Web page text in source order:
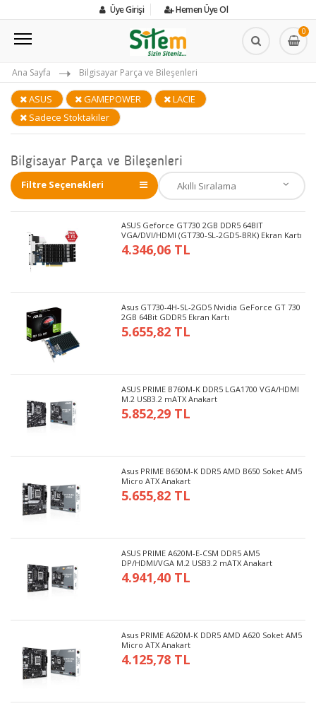
Üye Girişi Hemen Üye Ol
0
Ana Sayfa Bilgisayar Parça ve Bileşenleri
ASUS GAMEPOWER
LACIE
Sadece Stoktakiler
Bilgisayar Parça ve Bileşenleri
Filtre Seçenekleri
ASUS Geforce GT730 2GB DDR5 64BIT
VGA/DVI/HDMI (GT730-SL-2GD5-BRK) Ekran Kartı
4.346,06 TL
Asus GT730-4H-SL-2GD5 Nvidia GeForce GT 730
2GB 64Bit GDDR5 Ekran Kartı
5.655,82 TL
ASUS PRIME B760M-K DDR5 LGA1700 VGA/HDMI
M.2 USB3.2 mATX Anakart
5.852,29 TL
Asus PRIME B650M-K DDR5 AMD B650 Soket AM5
Micro ATX Anakart
5.655,82 TL
ASUS PRIME A620M-E-CSM DDR5 AM5
DP/HDMI/VGA M.2 USB3.2 mATX Anakart
4.941,40 TL
Asus PRIME A620M-K DDR5 AMD A620 Soket AM5
Micro ATX Anakart
4.125,78 TL